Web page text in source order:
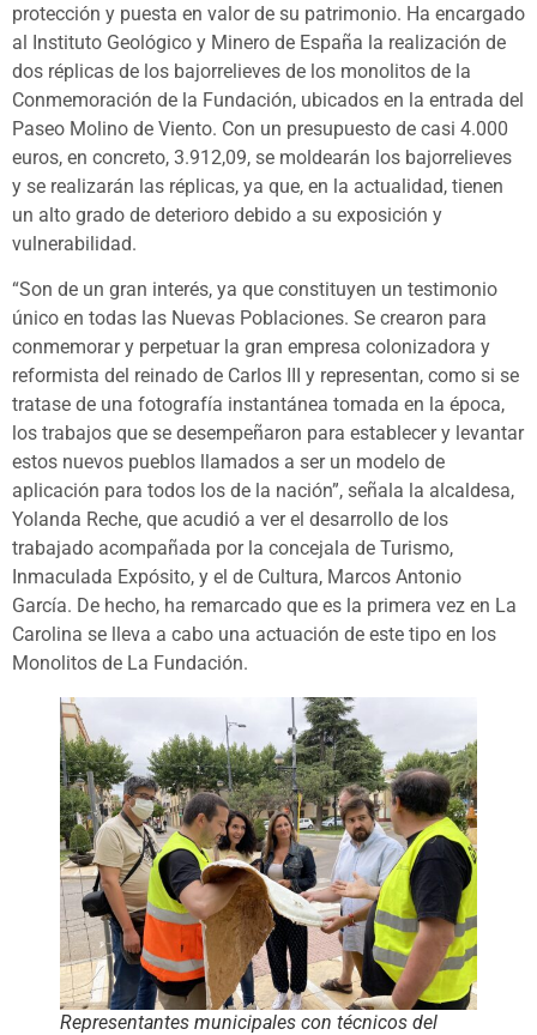
protección y puesta en valor de su patrimonio. Ha encargado
al Instituto Geológico y Minero de España la realización de
dos réplicas de los bajorrelieves de los monolitos de la
Conmemoración de la Fundación, ubicados en la entrada del
Paseo Molino de Viento. Con un presupuesto de casi 4.000
euros, en concreto, 3.912,09, se moldearán los bajorrelieves
y se realizarán las réplicas, ya que, en la actualidad, tienen
un alto grado de deterioro debido a su exposición y
vulnerabilidad.
“Son de un gran interés, ya que constituyen un testimonio
único en todas las Nuevas Poblaciones. Se crearon para
conmemorar y perpetuar la gran empresa colonizadora y
reformista del reinado de Carlos III y representan, como si se
tratase de una fotografía instantánea tomada en la época,
los trabajos que se desempeñaron para establecer y levantar
estos nuevos pueblos llamados a ser un modelo de
aplicación para todos los de la nación”, señala la alcaldesa,
Yolanda Reche, que acudió a ver el desarrollo de los
trabajado acompañada por la concejala de Turismo,
Inmaculada Expósito, y el de Cultura, Marcos Antonio
García. De hecho, ha remarcado que es la primera vez en La
Carolina se lleva a cabo una actuación de este tipo en los
Monolitos de La Fundación.
Representantes municipales con técnicos del